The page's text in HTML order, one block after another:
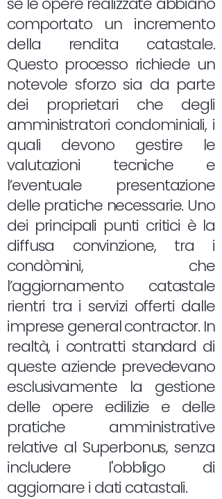
comportato un incremento
della rendita catastale.
Questo processo richiede un
notevole sforzo sia da parte
dei proprietari che degli
amministratori condominiali, i
quali devono gestire le
valutazioni tecniche e
l’eventuale presentazione
delle pratiche necessarie. Uno
dei principali punti critici è la
diffusa convinzione, tra i
condòmini, che
l’aggiornamento catastale
rientri tra i servizi offerti dalle
imprese general contractor. In
realtà, i contratti standard di
queste aziende prevedevano
esclusivamente la gestione
delle opere edilizie e delle
pratiche amministrative
relative al Superbonus, senza
includere l'obbligo di
aggiornare i dati catastali.